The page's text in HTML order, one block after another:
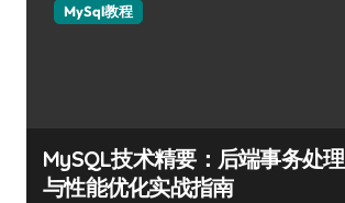
MySql教程
MySQL技术精要：后端事务处理
与性能优化实战指南